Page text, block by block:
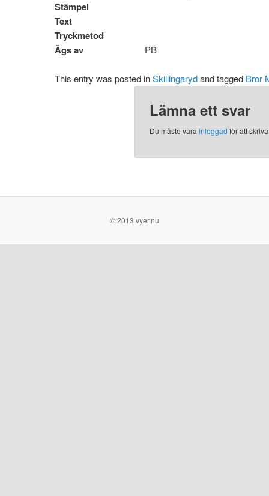
Stämpel
Text
Tryckmetod
Ägs av
PB
This entry was posted inSkillingarydand tagged Bror
Lämna ett svar
Du måste varainloggad för att
© 2013 vyer.nu